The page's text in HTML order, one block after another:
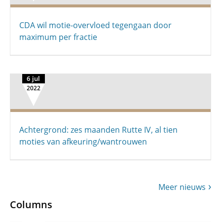
CDA wil motie-overvloed tegengaan door
maximum per fractie
6 jul
2022
Achtergrond: zes maanden Rutte IV, al tien
moties van afkeuring/­wantrouwen
Meer nieuws
Columns